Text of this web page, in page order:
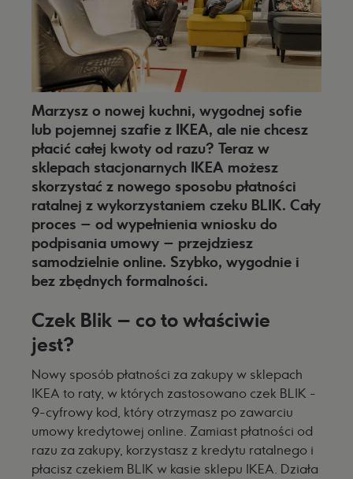
Marzysz o nowej kuchni, wygodnej sofie
lub pojemnej szafie z IKEA, ale nie chcesz
płacić całej kwoty od razu? Teraz w
sklepach stacjonarnych IKEA możesz
skorzystać z nowego sposobu płatności
ratalnej z wykorzystaniem czeku BLIK. Cały
proces – od wypełnienia wniosku do
podpisania umowy – przejdziesz
samodzielnie online. Szybko, wygodnie i
bez zbędnych formalności.
Czek Blik – co to właściwie
jest?
Nowy sposób płatności za zakupy w sklepach
IKEA to raty, w których zastosowano czek BLIK -
9-cyfrowy kod, który otrzymasz po zawarciu
umowy kredytowej online. Zamiast płatności od
razu za zakupy, korzystasz z kredytu ratalnego i
płacisz czekiem BLIK w kasie sklepu IKEA. Działa